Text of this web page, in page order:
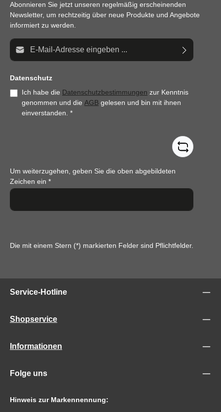
Abonnieren Sie jetzt unseren regelmäßig erscheinenden
Newsletter, um rechtzeitig über neue Produkte und Angebote
informiert zu werden.
E-Mail-Adresse*
Datenschutz
Ich habe die Datenschutzbestimmungen zur Kenntnis
genommen und die AGB gelesen und bin mit ihnen
einverstanden. *
Um weiterzugehen, geben Sie die oben abgebildeten
Zeichen ein *
Die mit einem Stern (*) markierten Felder sind Pflichtfelder.
Service-Hotline
Shopservice
Informationen
Folge uns
Hinweis zur Markennennung: